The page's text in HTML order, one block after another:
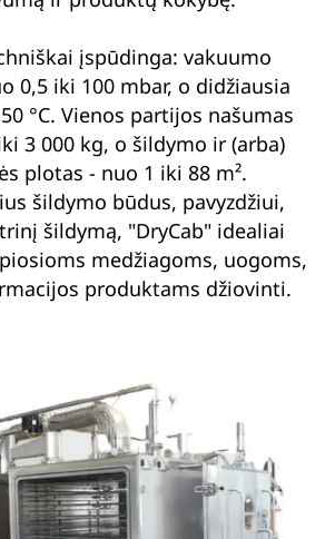
įspūdinga: vakuumo
0,5 iki 100 mbar, o didžiausia
°C. Vienos partijos našumas
3 000 kg, o šildymo ir (arba)
plotas - nuo 1 iki 88 m².
šildymo būdus, pavyzdžiui,
šildymą, "DryCab" idealiai
medžiagoms, uogoms,
produktams džiovinti.